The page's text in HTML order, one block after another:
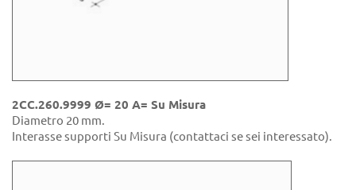
2CC.260.9999 Ø= 20 A= Su Misura
Diametro 20 mm.
Interasse supporti Su Misura (contattaci se sei interessato).